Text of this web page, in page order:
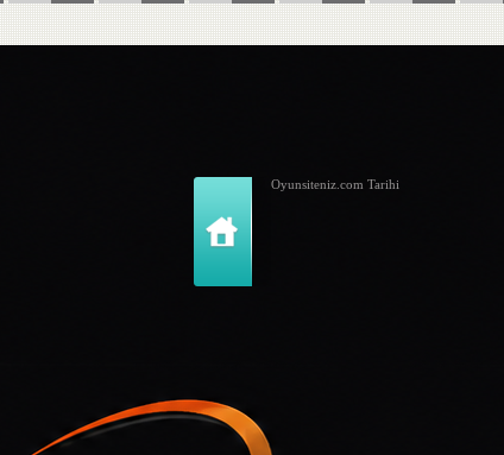
Oyunsiteniz.com Tarihi